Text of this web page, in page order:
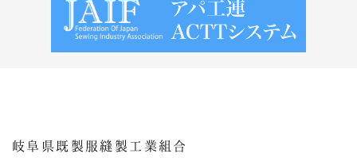
岐阜県既製服縫製工業組合